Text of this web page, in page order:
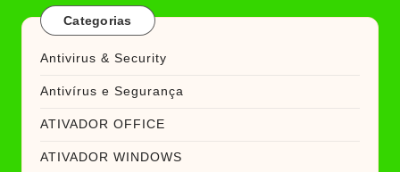
Categorias
Antivirus & Security
Antivírus e Segurança
ATIVADOR OFFICE
ATIVADOR WINDOWS